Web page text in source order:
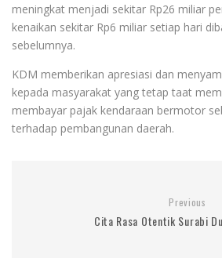
meningkat menjadi sekitar Rp26 miliar
kenaikan sekitar Rp6 miliar setiap hari
sebelumnya.
KDM memberikan apresiasi dan
kepada masyarakat yang tetap taat
membayar pajak kendaraan bermotor
terhadap pembangunan daerah.
Previous
Cita Rasa Otentik Surabi